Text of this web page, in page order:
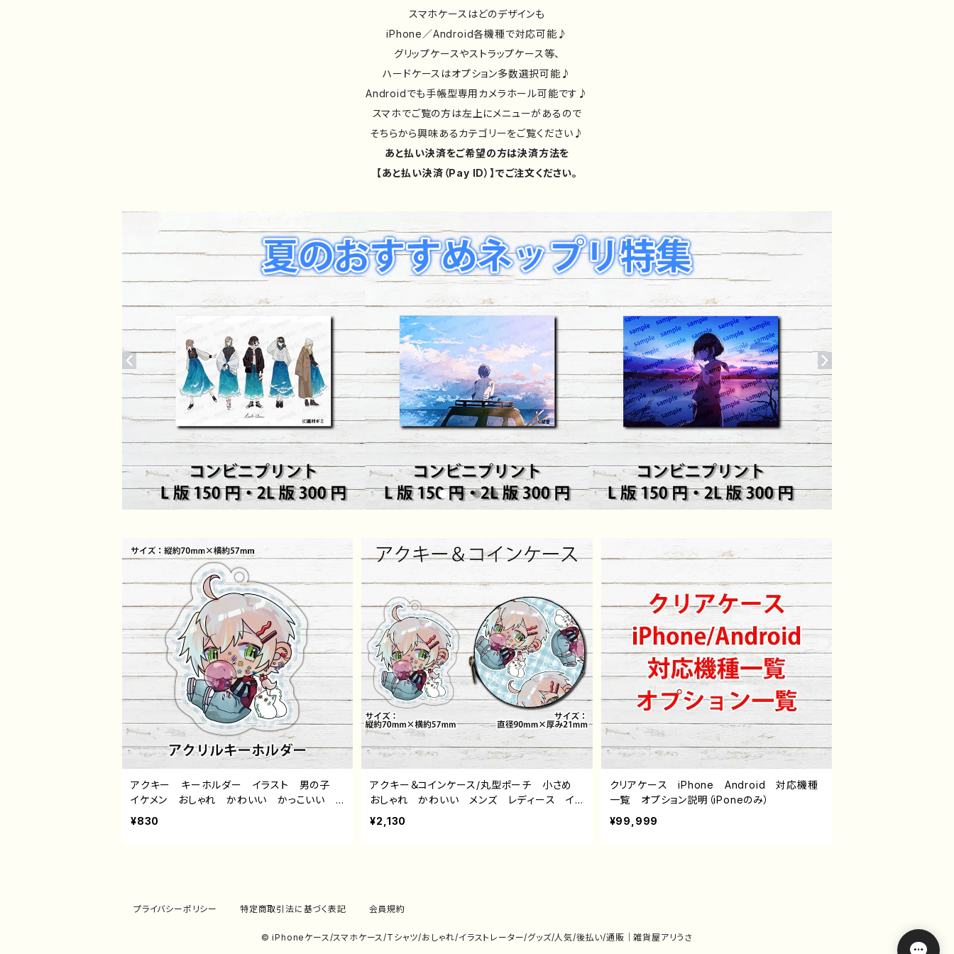
スマホケースはどのデザインも
iPhone／Android各機種で対応可能♪
グリップケースやストラップケース等、
ハードケースはオプション多数選択可能♪
Androidでも手帳型専用カメラホール可能です♪
スマホでご覧の方は左上にメニューがあるので
そちらから興味あるカテゴリーをご覧ください♪
あと払い決済をご希望の方は決済方法を
【あと払い決済（Pay ID）】でご注文ください。
アクキー キーホルダー イラスト 男の子
イケメン おしゃれ かわいい かっこいい
エモい 銀髪 白髪 ピアス ミニキャラ 個
¥830
アクキー＆コインケース/丸型ポーチ 小さめ
おしゃれ かわいい メンズ レディース イ
ラスト 男の子 イケメン かわいい かっこ
いい エモい 銀髪 白髪 ピアス ミニキャ
ースセット 作：白狼ちょも
¥2,130
クリアケース iPhone Android 対応機種
一覧 オプション説明（iPoneのみ）
¥99,999
プライバシーポリシー 特定商取引法に基づく表記 会員規約
© iPhoneケース/スマホケース/Tシャツ/おしゃれ/イラストレーター/グッズ/人気/後払い/通販｜雑貨屋アリうさ